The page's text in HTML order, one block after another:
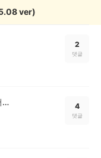
ver)
2
댓글
우리동네 냥냥이의 빼꼼 인사, 미소로 이어진 따뜻한 교감 4
댓글